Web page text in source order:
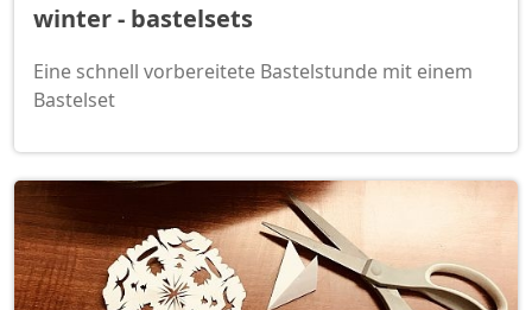
winter - bastelsets
Eine schnell vorbereitete Bastelstunde mit einem
Bastelset